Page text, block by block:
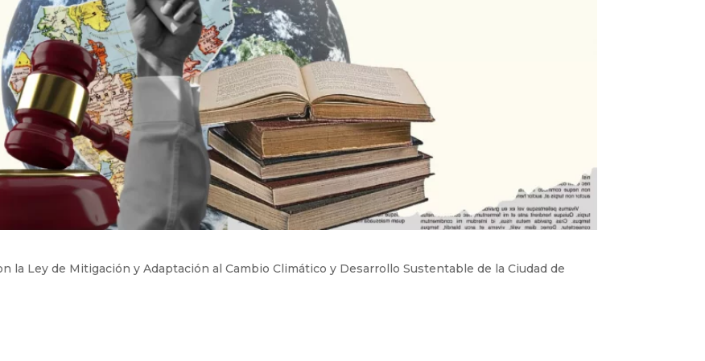
la Ley de Mitigación y Adaptación al Cambio Climático y Desarrollo Sustentable de la Ciudad de